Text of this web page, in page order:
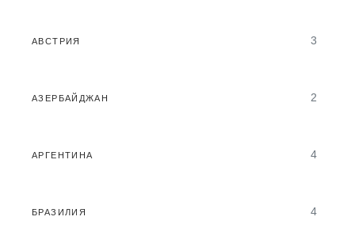
АВСТРИЯ 3
АЗЕРБАЙДЖАН 2
АРГЕНТИНА 4
БРАЗИЛИЯ 4